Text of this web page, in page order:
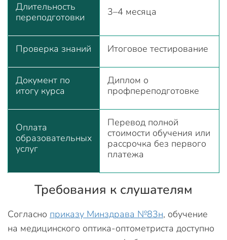
Длительность
переподготовки
3–4 месяца
Проверка знаний Итоговое тестирование
Документ по
итогу курса
Диплом о
профпереподготовке
Оплата
образовательных
услуг
Перевод полной
стоимости обучения или
рассрочка без первого
платежа
Требования к слушателям
Согласно приказу Минздрава №83н, обучение
на медицинского оптика-оптометриста доступно